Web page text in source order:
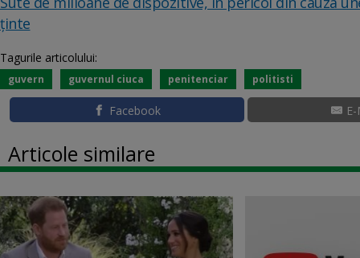
ținte
Tagurile articolului:
guvern guvernul ciuca penitenciar politisti
Facebook
Articole similare